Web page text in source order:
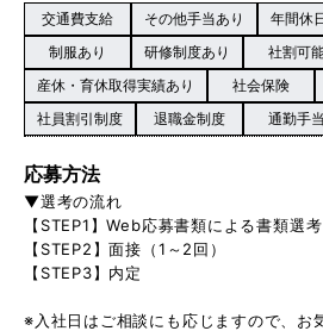
交通費支給 その他手当あり
年間休
制服あり
研修制度あり
社割可
産休・育休取得実績あり
社会保険
社員割引制度
退職金制度 通勤手当
応募方法
▼選考の流れ
【STEP1】Web応募書類による書類選考
【STEP2】面接（1～2回）
【STEP3】内定
※入社日はご相談にも応じますので、お